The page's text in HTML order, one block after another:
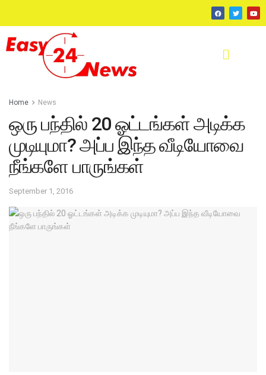
Home News
ஒரு பந்தில் 20 ஓட்டங்கள் அடிக்க
முடியுமா? அப்ப இந்த வீடியோவை
நீங்களே பாருங்கள்
September 1, 2016